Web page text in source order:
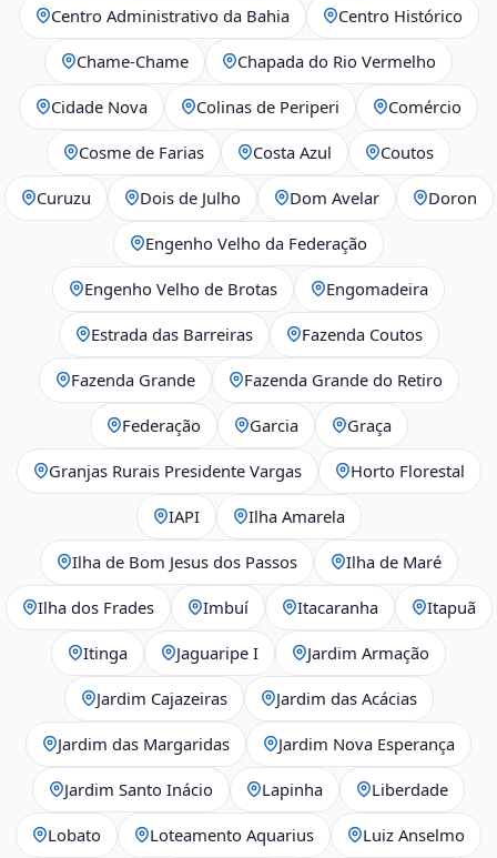
Centro Administrativo da Bahia Centro Histórico
Chame-Chame Chapada do Rio Vermelho
Cidade Nova Colinas de Periperi Comércio
Cosme de Farias Costa Azul Coutos
Curuzu Dois de Julho Dom Avelar Doron
Engenho Velho da Federação
Engenho Velho de Brotas Engomadeira
Estrada das Barreiras Fazenda Coutos
Fazenda Grande Fazenda Grande do Retiro
Federação Garcia Graça
Granjas Rurais Presidente Vargas Horto Florestal
IAPI Ilha Amarela
Ilha de Bom Jesus dos Passos Ilha de Maré
Ilha dos Frades Imbuí Itacaranha Itapuã
Itinga Jaguaripe I Jardim Armação
Jardim Cajazeiras Jardim das Acácias
Jardim das Margaridas Jardim Nova Esperança
Jardim Santo Inácio Lapinha Liberdade
Lobato Loteamento Aquarius Luiz Anselmo